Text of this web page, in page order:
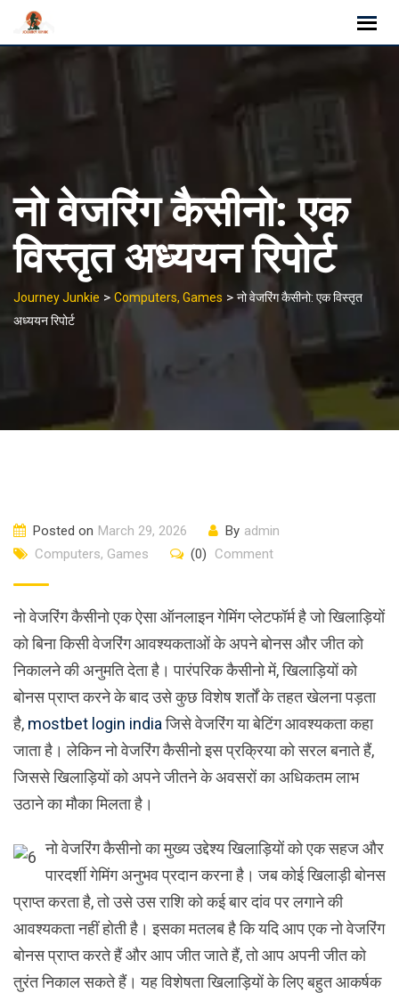
नो वेजरिंग कैसीनो: एक
विस्तृत अध्ययन रिपोर्ट
Journey Junkie > Computers, Games > नो वेजरिंग कैसीनो: एक विस्तृत
अध्ययन रिपोर्ट
Posted on March 29, 2026 By admin
Computers, Games
(0) Comment
नो वेजरिंग कैसीनो एक ऐसा ऑनलाइन गेमिंग प्लेटफॉर्म है जो खिलाड़ियों
को बिना किसी वेजरिंग आवश्यकताओं के अपने बोनस और जीत को
निकालने की अनुमति देता है। पारंपरिक कैसीनो में, खिलाड़ियों को
बोनस प्राप्त करने के बाद उसे कुछ विशेष शर्तों के तहत खेलना पड़ता
है, mostbet login indiaजिसे वेजरिंग या बेटिंग आवश्यकता कहा
जाता है। लेकिन नो वेजरिंग कैसीनो इस प्रक्रिया को सरल बनाते हैं,
जिससे खिलाड़ियों को अपने जीतने के अवसरों का अधिकतम लाभ
उठाने का मौका मिलता है।
नो वेजरिंग कैसीनो का मुख्य उद्देश्य खिलाड़ियों को एक सहज और
पारदर्शी गेमिंग अनुभव प्रदान करना है। जब कोई खिलाड़ी बोनस
प्राप्त करता है, तो उसे उस राशि को कई बार दांव पर लगाने की
आवश्यकता नहीं होती है। इसका मतलब है कि यदि आप एक नो वेजरिंग
बोनस प्राप्त करते हैं और आप जीत जाते हैं, तो आप अपनी जीत को
तुरंत निकाल सकते हैं। यह विशेषता खिलाड़ियों के लिए बहुत आकर्षक